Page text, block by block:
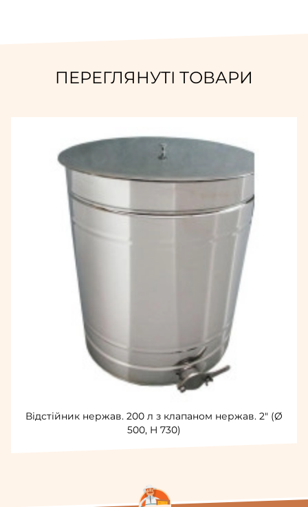
ПЕРЕГЛЯНУТІ ТОВАРИ
Відстійник нержав. 200 л з клапаном нержав. 2" (Ø
500, H 730)